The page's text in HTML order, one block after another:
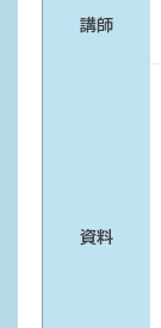
講師
資料